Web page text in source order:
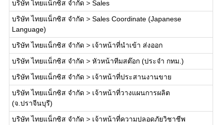
บริษัท ไทยแน็กซิส จำกัด > Sales
บริษัท ไทยแน็กซิส จำกัด > Sales Coordinate (Japanese
Language)
บริษัท ไทยแน็กซิส จำกัด > เจ้าหน้าที่นำเข้า ส่งออก
บริษัท ไทยแน็กซิส จำกัด > หัวหน้าทีมสต๊อก (ประจำ กทม.)
บริษัท ไทยแน็กซิส จำกัด > เจ้าหน้าที่ประสานงานขาย
บริษัท ไทยแน็กซิส จำกัด > เจ้าหน้าที่วางแผนการผลิต
(จ.ปราจีนบุรี)
บริษัท ไทยแน็กซิส จำกัด > เจ้าหน้าที่ความปลอดภัยวิชาชีพ